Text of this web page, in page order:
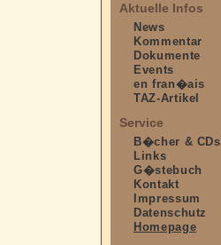
Aktuelle Infos
News
Kommentar
Dokumente
Events
en fran�ais
TAZ-Artikel
Service
B�cher & CDs
Links
G�stebuch
Kontakt
Impressum
Datenschutz
Homepage